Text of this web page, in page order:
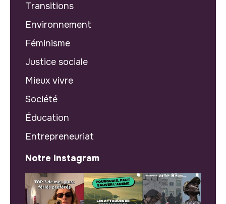
Transitions
Environnement
Féminisme
Justice sociale
Mieux vivre
Société
Éducation
Entrepreneuriat
Notre Instagram